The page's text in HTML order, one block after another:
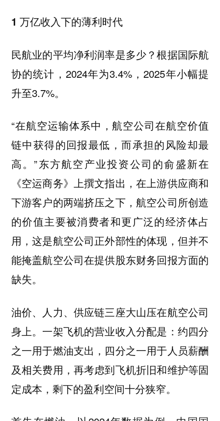
1 万亿收入下的薄利时代
民航业的平均净利润率是多少？根据国际航
协的统计，2024年为3.4%，2025年小幅提
升至3.7%。
“在航空运输体系中，航空公司在航空价值
链中获得的回报最低，而承担的风险却最
高。”东方航空产业投资公司的俞盛新在
《空运商务》上撰文指出，在上游供应商和
下游客户的两端挤压之下，航空公司所创造
的价值主要被消费者和更广泛的经济体占
用，这是航空公司正外部性的体现，但并不
能掩盖航空公司在提供股东财务回报方面的
缺失。
油价、人力、供应链三座大山压在航空公司
身上。一架飞机的营业收入分配是：约四分
之一用于燃油支出，四分之一用于人员薪酬
及相关费用，再考虑到飞机折旧和维护等固
定成本，剩下的盈利空间十分狭窄。